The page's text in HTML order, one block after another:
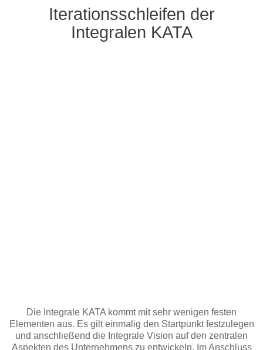
Iterationsschleifen der
Integralen KATA
Die Integrale KATA kommt mit sehr wenigen festen
Elementen aus. Es gilt einmalig den Startpunkt festzulegen
und anschließend die Integrale Vision auf den zentralen
Aspekten des Unternehmens zu entwickeln. Im Anschluss